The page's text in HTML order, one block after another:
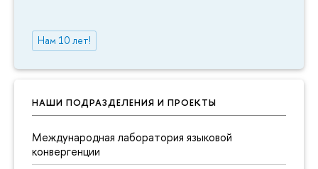
Нам 10 лет!
НАШИ ПОДРАЗДЕЛЕНИЯ И ПРОЕКТЫ
Международная лаборатория языковой
конвергенции